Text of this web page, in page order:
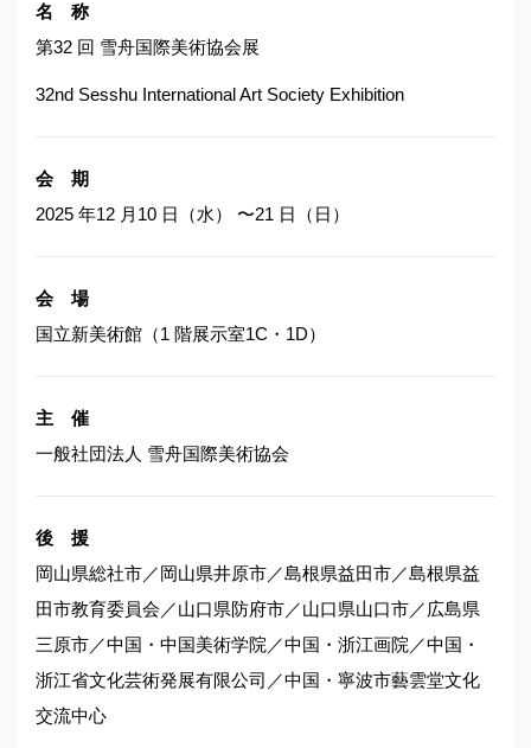
名 称
第32 回 雪舟国際美術協会展
32nd Sesshu International Art Society Exhibition
会 期
2025 年12 月10 日（水） 〜21 日（日）
会 場
国立新美術館 （1 階展示室1C・1D）
主 催
一般社団法人 雪舟国際美術協会
後 援
岡山県総社市／岡山県井原市／島根県益田市／島根県益
田市教育委員会／山口県防府市／山口県山口市／広島県
三原市／中国・中国美術学院／中国・浙江画院／中国・
浙江省文化芸術発展有限公司／中国・寧波市藝雲堂文化
交流中心